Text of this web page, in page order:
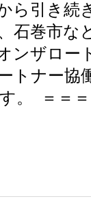
ら引き続
石巻市な
ンザロー
トナー協
。 ＝＝